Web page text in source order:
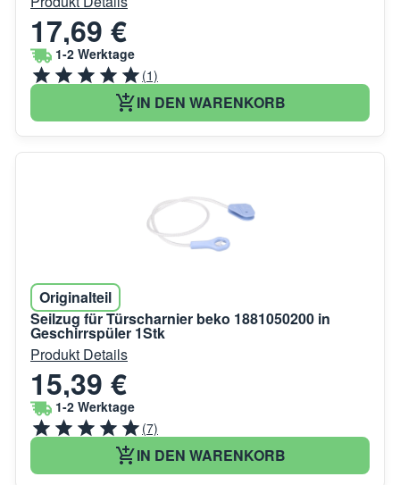
17,69 €
1-2 Werktage
(1)
IN DEN WARENKORB
Originalteil
Seilzug für Türscharnier beko 1881050200 in
Geschirrspüler 1Stk
Produkt Details
15,39 €
1-2 Werktage
(7)
IN DEN WARENKORB